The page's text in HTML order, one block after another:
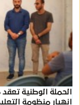
الحملة الوطنية
انهيار منظومة